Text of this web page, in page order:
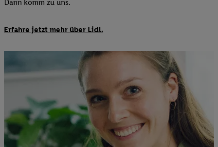
Dann komm zu uns.​
Erfahre jetzt mehr über Lidl.